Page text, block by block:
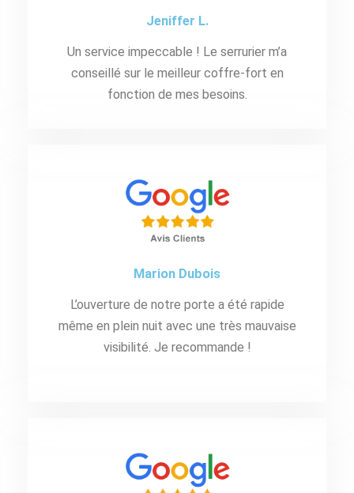
Jeniffer L.
Un service impeccable ! Le serrurier m’a
conseillé sur le meilleur coffre-fort en
fonction de mes besoins.
Marion Dubois
L’ouverture de notre porte a été rapide
même en plein nuit avec une très mauvaise
visibilité. Je recommande !